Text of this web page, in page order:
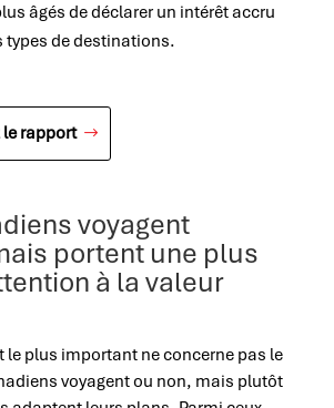
âgés de déclarer un intérêt accru
types de destinations.
le rapport
voyagent
portent une plus
à la valeur
le plus important ne concerne pas le
voyagent ou non, mais plutôt